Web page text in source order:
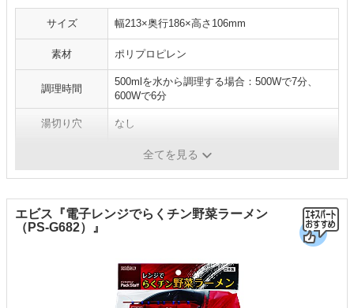
サイズ 幅213×奥行186×高さ106mm
素材 ポリプロピレン
調理時間
500mlを水から調理する場合：500Wで7分、
600Wで6分
湯切り穴 なし
全てを見る
エビス『電子レンジでらくチン野菜ラーメン
（PS-G682）』